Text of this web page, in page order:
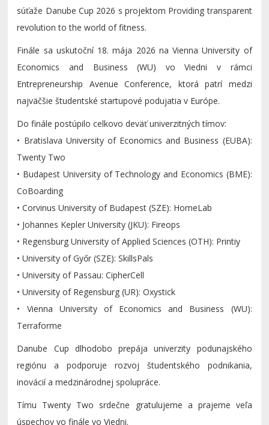
súťaže Danube Cup 2026 s projektom Providing transparent
revolution to the world of fitness.
Finále sa uskutoční 18. mája 2026 na Vienna University of
Economics and Business (WU) vo Viedni v rámci
Entrepreneurship Avenue Conference, ktorá patrí medzi
najväčšie študentské startupové podujatia v Európe.
Do finále postúpilo celkovo deväť univerzitných tímov:
• Bratislava University of Economics and Business (EUBA):
Twenty Two
• Budapest University of Technology and Economics (BME):
CoBoarding
• Corvinus University of Budapest (SZE): HomeLab
• Johannes Kepler University (JKU): Fireops
• Regensburg University of Applied Sciences (OTH): Printiy
• University of Győr (SZE): SkillsPals
• University of Passau: CipherCell
• University of Regensburg (UR): Oxystick
• Vienna University of Economics and Business (WU):
Terraforme
Danube Cup dlhodobo prepája univerzity podunajského
regiónu a podporuje rozvoj študentského podnikania,
inovácií a medzinárodnej spolupráce.
Tímu Twenty Two srdečne gratulujeme a prajeme veľa
úspechov vo finále vo Viedni.